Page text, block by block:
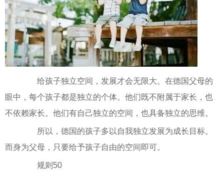
给孩子独立空间，发展才会无限大。在德国父母的
眼中，每个孩子都是独立的个体。他们既不附属于家长，也
不依赖家长。他们有自己独立的空间，也具备独立的思维。
所以，德国的孩子多以自我独立发展为成长目标。
而身为父母，只要给予孩子自由的空间即可。
规则50